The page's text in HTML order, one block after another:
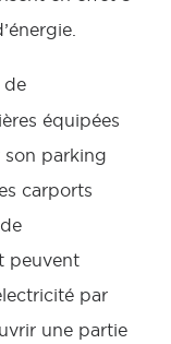
de
équipées
parking
carports
peuvent
par
une partie